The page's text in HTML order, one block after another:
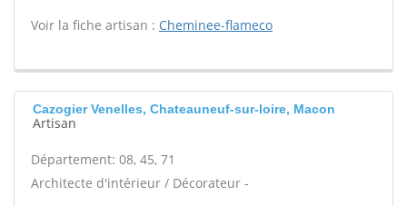
Voir la fiche artisan : Cheminee-flameco
Cazogier Venelles, Chateauneuf-sur-loire, Macon
Artisan
Département: 08, 45, 71
Architecte d'intérieur / Décorateur -